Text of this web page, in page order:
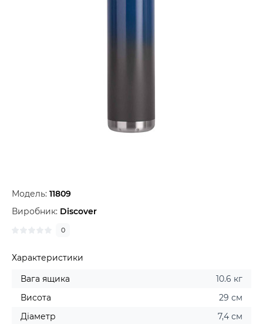
Модель: 11809
Виробник: Discover
0
Характеристики
Вага ящика
10.6 кг
Висота
29 см
Діаметр
7,4 см